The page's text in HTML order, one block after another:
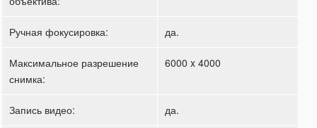
Ручная фокусировка: да.
Максимальное разрешение
снимка:
6000 x 4000
Запись видео: да.